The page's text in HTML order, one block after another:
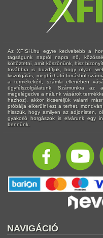
Az XFISH.hu egyre kedveltebb a
tagságunk napról napra nő,
költöztetni, amit köszönünk, hisz
továbbra is buzdítjuk, hogy olyan
kiszolgálás, megbízható forrásból
a termékekért, számla ellenében
ügyfélszolgálatunk. Számunkra
megelégedve a nálunk vásárolt
házhoz), akkor kicseréljük valami
próbálja elkerülni ezt a terhet,
hisszük, hogy amilyen az adjonisten,
gyakorló horgászok is elvárunk egy
bennünk.
NAVIGÁCIÓ